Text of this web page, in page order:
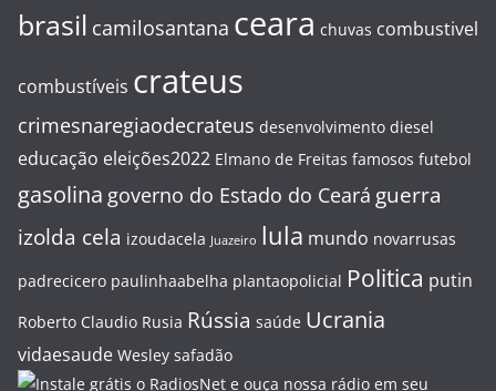
brasil camilosantana ceara chuvas combustivel
combustíveis crateus
crimesnaregiaodecrateus desenvolvimento diesel
educação eleições2022 Elmano de Freitas famosos futebol
gasolina governo do Estado do Ceará guerra
izolda cela izoudacela Juazeiro lula mundo novarrusas
padrecicero paulinhaabelha plantaopolicial Politica putin
Roberto Claudio Rusia Rússia saúde Ucrania
vidaesaude Wesley safadão